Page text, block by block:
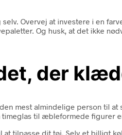
Overvej at investere i en
Og husk, at det ikke
der
mest almindelige person til
til æbleformede
tilpasse dit tøj. Selv et billigt